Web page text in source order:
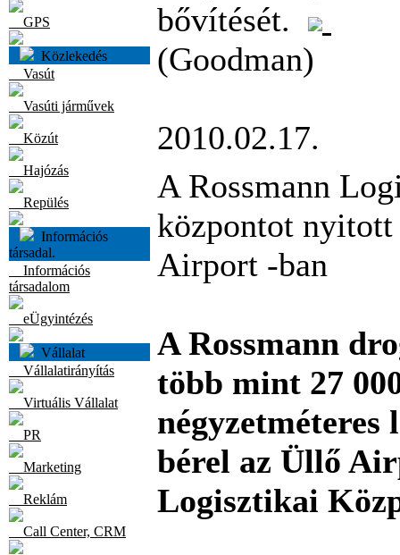
GPS
Közlekedés
Vasút
Vasúti járművek
Közút
Hajózás
Repülés
Információs
társadal.
Információs
társadalom
eÜgyintézés
Vállalat
Vállalatirányítás
Virtuális Vállalat
PR
Marketing
Reklám
Call Center, CRM
bővítését.
(Goodman)
2010.02.17.
A Rossmann
központot
Airport -ban
A Rossmann
több mint 27
négyzetméteres
bérel az Üllő
Logisztikai